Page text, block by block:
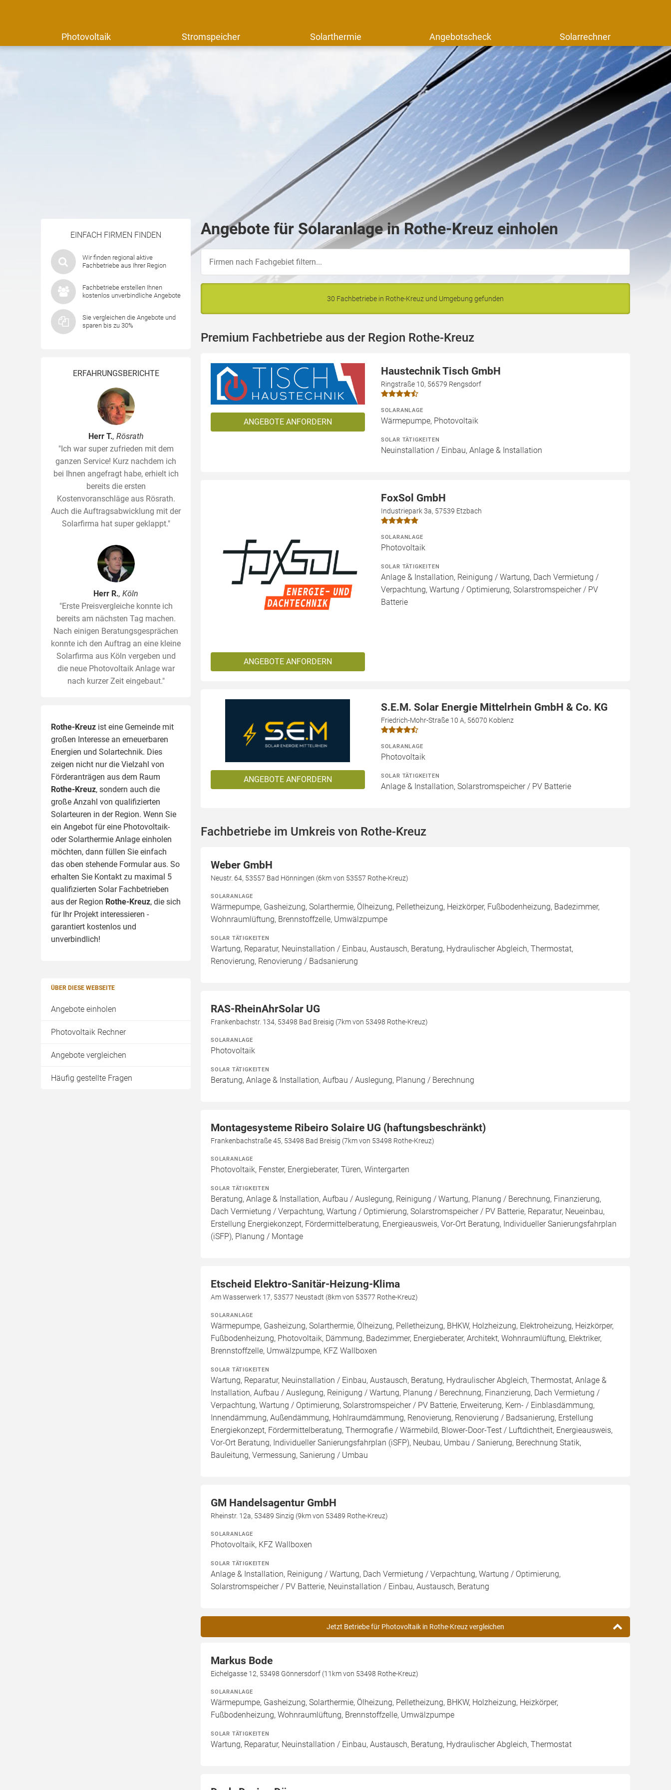
Photovoltaik Stromspeicher Solarthermie Angebotscheck Solarrechner
EINFACH FIRMEN FINDEN
Wir finden regional aktive
Fachbetriebe aus Ihrer Region
Fachbetriebe erstellen Ihnen
kostenlos unverbindliche Angebote
Sie vergleichen die Angebote und
sparen bis zu 30%
ERFAHRUNGSBERICHTE
Herr T., Rösrath
"Ich war super zufrieden mit dem
ganzen Service! Kurz nachdem ich
bei Ihnen angefragt habe, erhielt ich
bereits die ersten
Kostenvoranschläge aus Rösrath.
Auch die Auftragsabwicklung mit der
Solarfirma hat super geklappt."
Herr R., Köln
"Erste Preisvergleiche konnte ich
bereits am nächsten Tag machen.
Nach einigen Beratungsgesprächen
konnte ich den Auftrag an eine kleine
Solarfirma aus Köln vergeben und
die neue Photovoltaik Anlage war
nach kurzer Zeit eingebaut."
Rothe-Kreuz ist eine Gemeinde mit
großen Interesse an erneuerbaren
Energien und Solartechnik. Dies
zeigen nicht nur die Vielzahl von
Förderanträgen aus dem Raum
Rothe-Kreuz, sondern auch die
große Anzahl von qualifizierten
Solarteuren in der Region. Wenn Sie
ein Angebot für eine Photovoltaik-
oder Solarthermie Anlage einholen
möchten, dann füllen Sie einfach
das oben stehende Formular aus. So
erhalten Sie Kontakt zu maximal 5
qualifizierten Solar Fachbetrieben
aus der Region Rothe-Kreuz, die sich
für Ihr Projekt interessieren -
garantiert kostenlos und
unverbindlich!
ÜBER DIESE WEBSEITE
Angebote einholen
Photovoltaik Rechner
Angebote vergleichen
Häufig gestellte Fragen
Angebote für Solaranlage in Rothe-Kreuz einholen
30 Fachbetriebe in Rothe-Kreuz und Umgebung gefunden
Premium Fachbetriebe aus der Region Rothe-Kreuz
ANGEBOTE ANFORDERN
Haustechnik Tisch GmbH
Ringstraße 10, 56579 Rengsdorf
SOLARANLAGE
Wärmepumpe, Photovoltaik
SOLAR TÄTIGKEITEN
Neuinstallation / Einbau, Anlage & Installation
ANGEBOTE ANFORDERN
FoxSol GmbH
Industriepark 3a, 57539 Etzbach
SOLARANLAGE
Photovoltaik
SOLAR TÄTIGKEITEN
Anlage & Installation, Reinigung / Wartung, Dach Vermietung /
Verpachtung, Wartung / Optimierung, Solarstromspeicher / PV
Batterie
ANGEBOTE ANFORDERN
S.E.M. Solar Energie Mittelrhein GmbH & Co. KG
Friedrich-Mohr-Straße 10 A, 56070 Koblenz
SOLARANLAGE
Photovoltaik
SOLAR TÄTIGKEITEN
Anlage & Installation, Solarstromspeicher / PV Batterie
Fachbetriebe im Umkreis von Rothe-Kreuz
Weber GmbH
Neustr. 64, 53557 Bad Hönningen (6km von 53557 Rothe-Kreuz)
SOLARANLAGE
Wärmepumpe, Gasheizung, Solarthermie, Ölheizung, Pelletheizung, Heizkörper, Fußbodenheizung, Badezimmer,
Wohnraumlüftung, Brennstoffzelle, Umwälzpumpe
SOLAR TÄTIGKEITEN
Wartung, Reparatur, Neuinstallation / Einbau, Austausch, Beratung, Hydraulischer Abgleich, Thermostat,
Renovierung, Renovierung / Badsanierung
RAS-RheinAhrSolar UG
Frankenbachstr. 134, 53498 Bad Breisig (7km von 53498 Rothe-Kreuz)
SOLARANLAGE
Photovoltaik
SOLAR TÄTIGKEITEN
Beratung, Anlage & Installation, Aufbau / Auslegung, Planung / Berechnung
Montagesysteme Ribeiro Solaire UG (haftungsbeschränkt)
Frankenbachstraße 45, 53498 Bad Breisig (7km von 53498 Rothe-Kreuz)
SOLARANLAGE
Photovoltaik, Fenster, Energieberater, Türen, Wintergarten
SOLAR TÄTIGKEITEN
Beratung, Anlage & Installation, Aufbau / Auslegung, Reinigung / Wartung, Planung / Berechnung, Finanzierung,
Dach Vermietung / Verpachtung, Wartung / Optimierung, Solarstromspeicher / PV Batterie, Reparatur, Neueinbau,
Erstellung Energiekonzept, Fördermittelberatung, Energieausweis, Vor-Ort Beratung, Individueller Sanierungsfahrplan
(iSFP), Planung / Montage
Etscheid Elektro-Sanitär-Heizung-Klima
Am Wasserwerk 17, 53577 Neustadt (8km von 53577 Rothe-Kreuz)
SOLARANLAGE
Wärmepumpe, Gasheizung, Solarthermie, Ölheizung, Pelletheizung, BHKW, Holzheizung, Elektroheizung, Heizkörper,
Fußbodenheizung, Photovoltaik, Dämmung, Badezimmer, Energieberater, Architekt, Wohnraumlüftung, Elektriker,
Brennstoffzelle, Umwälzpumpe, KFZ Wallboxen
SOLAR TÄTIGKEITEN
Wartung, Reparatur, Neuinstallation / Einbau, Austausch, Beratung, Hydraulischer Abgleich, Thermostat, Anlage &
Installation, Aufbau / Auslegung, Reinigung / Wartung, Planung / Berechnung, Finanzierung, Dach Vermietung /
Verpachtung, Wartung / Optimierung, Solarstromspeicher / PV Batterie, Erweiterung, Kern- / Einblasdämmung,
Innendämmung, Außendämmung, Hohlraumdämmung, Renovierung, Renovierung / Badsanierung, Erstellung
Energiekonzept, Fördermittelberatung, Thermografie / Wärmebild, Blower-Door-Test / Luftdichtheit, Energieausweis,
Vor-Ort Beratung, Individueller Sanierungsfahrplan (iSFP), Neubau, Umbau / Sanierung, Berechnung Statik,
Bauleitung, Vermessung, Sanierung / Umbau
GM Handelsagentur GmbH
Rheinstr. 12a, 53489 Sinzig (9km von 53489 Rothe-Kreuz)
SOLARANLAGE
Photovoltaik, KFZ Wallboxen
SOLAR TÄTIGKEITEN
Anlage & Installation, Reinigung / Wartung, Dach Vermietung / Verpachtung, Wartung / Optimierung,
Solarstromspeicher / PV Batterie, Neuinstallation / Einbau, Austausch, Beratung
Jetzt Betriebe für Photovoltaik in Rothe-Kreuz vergleichen
Markus Bode
Eichelgasse 12, 53498 Gönnersdorf (11km von 53498 Rothe-Kreuz)
SOLARANLAGE
Wärmepumpe, Gasheizung, Solarthermie, Ölheizung, Pelletheizung, BHKW, Holzheizung, Heizkörper,
Fußbodenheizung, Wohnraumlüftung, Brennstoffzelle, Umwälzpumpe
SOLAR TÄTIGKEITEN
Wartung, Reparatur, Neuinstallation / Einbau, Austausch, Beratung, Hydraulischer Abgleich, Thermostat